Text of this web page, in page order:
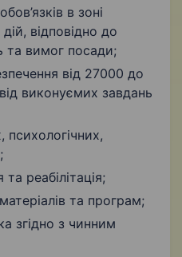
в зоні
відповідно до
та вимог посади;
від 27000 до
виконуємих завдань
психологічних,
реабілітація;
та програм;
згідно з чинним